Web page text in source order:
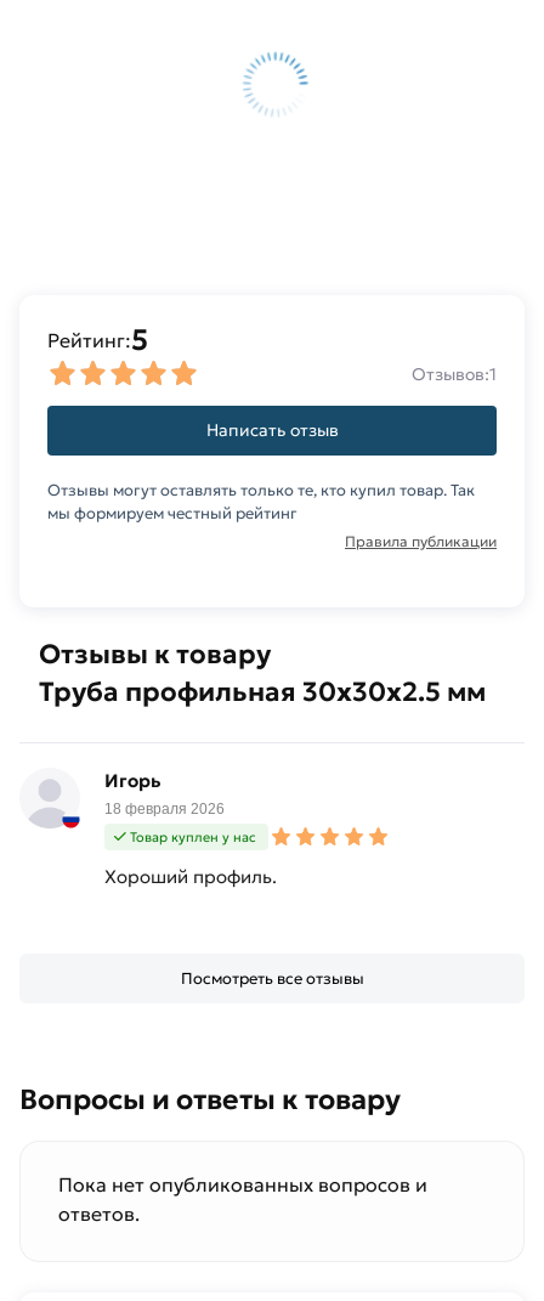
товарa в течение 14 дней (наличие чека
Отзывы к товару
Труба профильная 30х30х2.5 мм
Игорь
18 февраля 2026
Товар куплен у нас
Хороший профиль.
Посмотреть все отзывы
Рейтинг:5
Отзывов:1
Написать отзыв
Отзывы могут оставлять только те, кто купил товар. Так
мы формируем честный рейтинг
Правила публикации
Вопросы и ответы к товару
Пока нет опубликованных вопросов и
ответов.